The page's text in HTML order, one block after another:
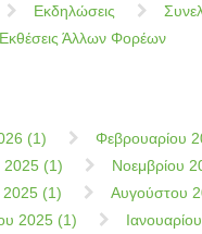
Εκδηλώσεις
Άλλων Φορέων
(1)
Φεβρουαρίου
2025 (1)
Νοεμβρίου
(1)
Αυγούστου
2025 (1)